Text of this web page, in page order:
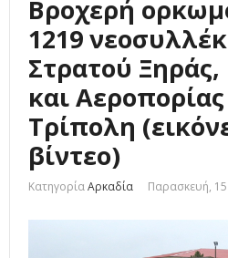
Βροχερή
1219
Στρατού
και
Τρίπολη
βίντεο)
ΚατηγορίαΑρκαδία Παρασκευή,